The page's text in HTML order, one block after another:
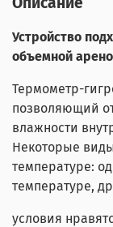
Устройство
объемной
Термометр-
позволяющий
влажности
Некоторые
температуре:
температуре,
условия